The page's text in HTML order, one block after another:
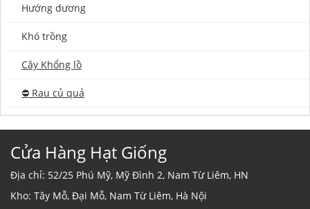
Hướng dương
Khó trồng
Cây Khổng lồ
⛔️ Rau củ quả
Cửa Hàng Hạt Giống
Địa chỉ: 52/25 Phú Mỹ, Mỹ Đình 2, Nam Từ Liêm, HN
Kho: Tây Mỗ, Đại Mỗ, Nam Từ Liêm, Hà Nội